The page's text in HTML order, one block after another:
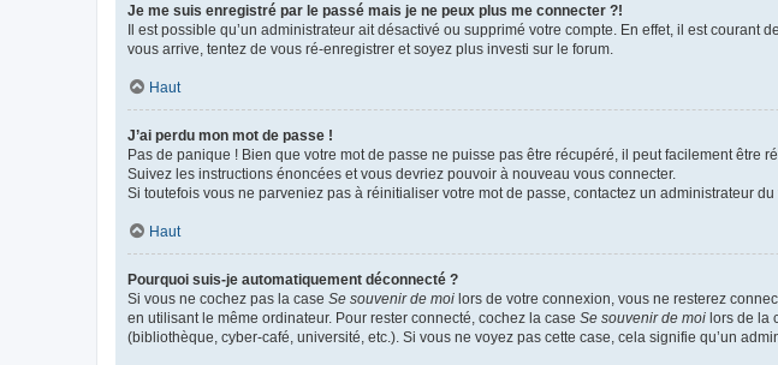
Je me suis enregistré par le passé mais je ne peux plus me connecter ?!
Il est possible qu’un administrateur ait désactivé ou supprimé votre compte. En effet, il est
vous arrive, tentez de vous ré-enregistrer et soyez plus investi sur le forum.
Haut
J’ai perdu mon mot de passe !
Pas de panique ! Bien que votre mot de passe ne puisse pas être récupéré, il peut facilement
Suivez les instructions énoncées et vous devriez pouvoir à nouveau vous connecter.
Si toutefois vous ne parveniez pas à réinitialiser votre mot de passe, contactez un administrateur du
Haut
Pourquoi suis-je automatiquement déconnecté ?
Si vous ne cochez pas la case Se souvenir de moi lors de votre connexion, vous ne resterez
en utilisant le même ordinateur. Pour rester connecté, cochez la case Se souvenir de moi lors de la
(bibliothèque, cyber-café, université, etc.). Si vous ne voyez pas cette case, cela signifie qu’un